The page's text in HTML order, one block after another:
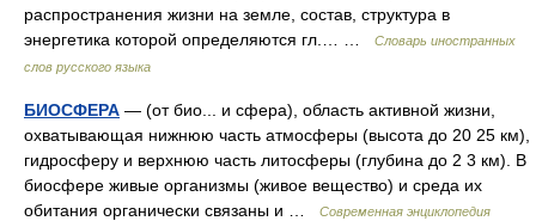
распространения жизни на земле, состав, структура в
энергетика которой определяются гл.… …
Словарь иностранных
слов русского языка
БИОСФЕРА — (от био... и сфера), область активной жизни,
охватывающая нижнюю часть атмосферы (высота до 20 25 км),
гидросферу и верхнюю часть литосферы (глубина до 2 3 км). В
биосфере живые организмы (живое вещество) и среда их
обитания органически связаны и …
Современная энциклопедия